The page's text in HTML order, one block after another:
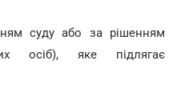
суду або за рішенням
осіб), яке підлягає